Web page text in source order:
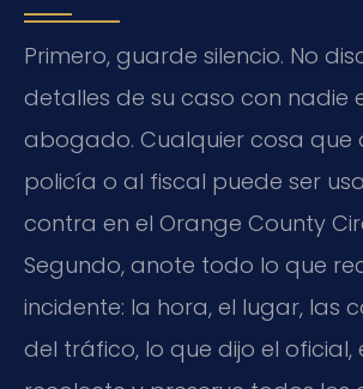
Primero, guarde silencio. No
detalles de su caso con nadie
abogado. Cualquier cosa que
policía o al fiscal puede ser
contra en el Orange County
Segundo, anote todo lo que
incidente: la hora, el lugar, las
del tráfico, lo que dijo el oficial,